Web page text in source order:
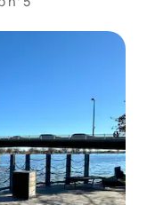
aimés